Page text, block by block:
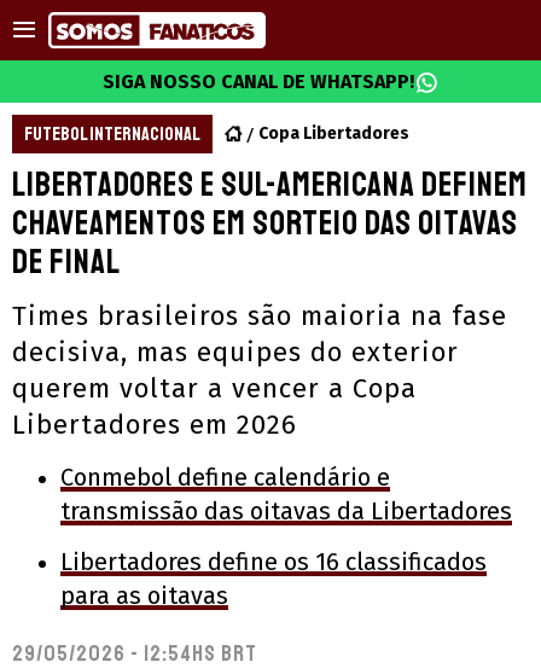
SIGA NOSSO CANAL DE WHATSAPP!
FUTEBOL INTERNACIONAL Copa Libertadores
Libertadores e Sul-Americana definem
chaveamentos em sorteio das oitavas
de final
Times brasileiros são maioria na fase
decisiva, mas equipes do exterior
querem voltar a vencer a Copa
Libertadores em 2026
Conmebol define calendário e
transmissão das oitavas da Libertadores
Libertadores define os 16 classificados
para as oitavas
29/05/2026 - 12:54hs BRT